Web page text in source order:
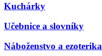
Kuchárky
Učebnice a slovníky
Náboženstvo a ezoterika